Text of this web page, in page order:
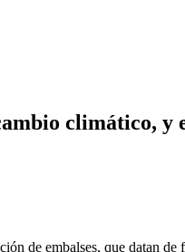
climático, y
de embalses, que datan de